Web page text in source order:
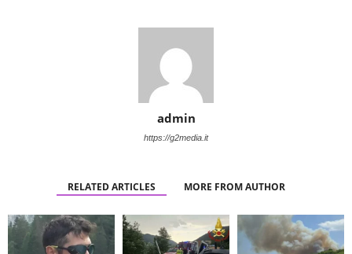
admin
https://g2media.it
RELATED ARTICLES MORE FROM AUTHOR